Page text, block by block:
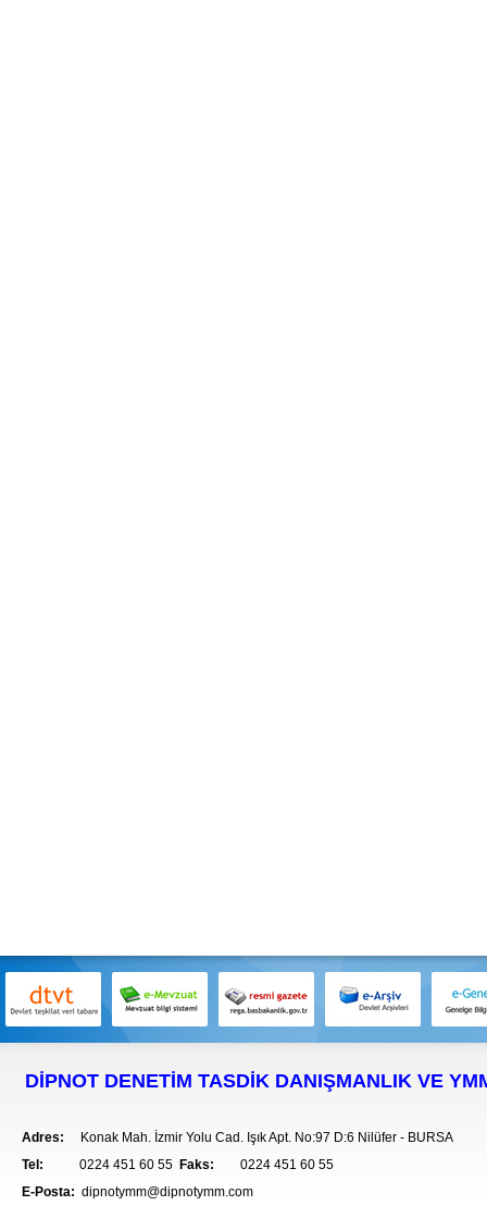
DİPNOT DENETİM TASDİK DANIŞMANLIK VE
Adres:
Konak Mah. İzmir Yolu Cad. Işık Apt. No:97 D:6 Nilüfer - BURSA
Tel:
0224 451 60 55 Faks:
0224 451 60 55
E-Posta: dipnotymm@dipnotymm.com